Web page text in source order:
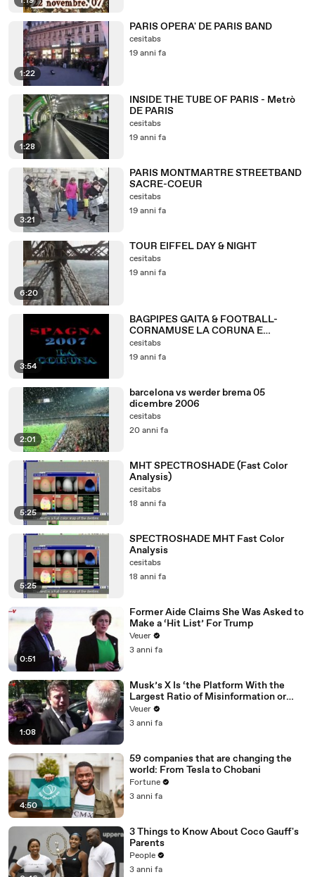
1:22
PARIS OPERA' DE PARIS BAND
cesitabs
19 anni fa
1:28
INSIDE THE TUBE OF PARIS - Metrò
DE PARIS
cesitabs
19 anni fa
3:21
PARIS MONTMARTRE STREETBAND
SACRE-COEUR
cesitabs
19 anni fa
6:20
TOUR EIFFEL DAY & NIGHT
cesitabs
19 anni fa
3:54
BAGPIPES GAITA & FOOTBALL-
CORNAMUSE LA CORUNA E
SANTIAGO
cesitabs
19 anni fa
2:01
barcelona vs werder brema 05
dicembre 2006
cesitabs
20 anni fa
5:25
MHT SPECTROSHADE (Fast Color
Analysis)
cesitabs
18 anni fa
5:25
SPECTROSHADE MHT Fast Color
Analysis
cesitabs
18 anni fa
0:51
Former Aide Claims She Was Asked to
Make a ‘Hit List’ For Trump
Veuer
3 anni fa
1:08
Musk’s X Is ‘the Platform With the
Largest Ratio of Misinformation or
Disinformation’ Amongst All Social
Media Platforms
Veuer
3 anni fa
4:50
59 companies that are changing the
world: From Tesla to Chobani
Fortune
3 anni fa
3 Things to Know About Coco Gauff's
Parents
People
3 anni fa